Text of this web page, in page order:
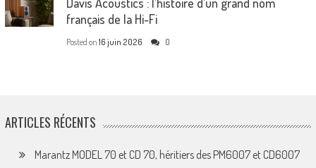
français de la Hi-Fi
Posted on 16 juin 2026 0
ARTICLES RÉCENTS
Marantz MODEL 70 et CD 70, héritiers des PM6007 et CD6007